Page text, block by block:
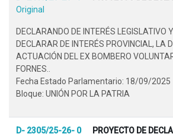
Original
DECLARANDO DE INTERÉS LEGISLATIVO
DECLARAR DE INTERÉS PROVINCIAL, LA
ACTUACIÓN DEL EX BOMBERO
FORNES..
Fecha Estado Parlamentario: 18/09/2025
Bloque: UNIÓN POR LA PATRIA
D- 2305/25-26- 0 PROYECTO DE